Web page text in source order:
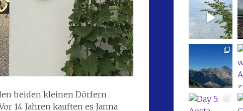
beiden kleinen Dörfern
14 Jahren kauften es Janna